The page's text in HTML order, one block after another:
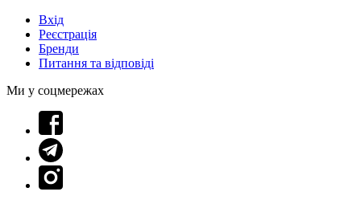
Вхід
Реєстрація
Бренди
Питання та відповіді
Ми у соцмережах